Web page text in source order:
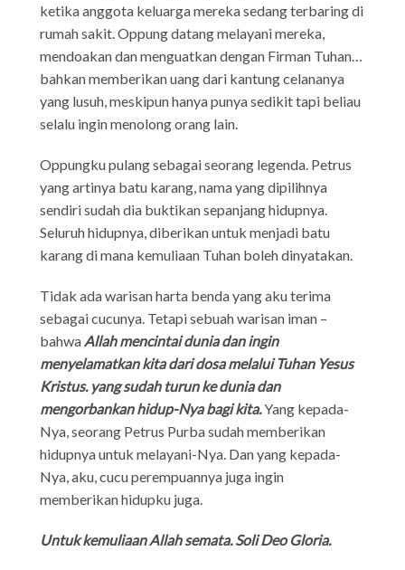
ketika anggota keluarga mereka sedang terbaring di
rumah sakit. Oppung datang melayani mereka,
mendoakan dan menguatkan dengan Firman Tuhan…
bahkan memberikan uang dari kantung celananya
yang lusuh, meskipun hanya punya sedikit tapi beliau
selalu ingin menolong orang lain.
Oppungku pulang sebagai seorang legenda. Petrus
yang artinya batu karang, nama yang dipilihnya
sendiri sudah dia buktikan sepanjang hidupnya.
Seluruh hidupnya, diberikan untuk menjadi batu
karang di mana kemuliaan Tuhan boleh dinyatakan.
Tidak ada warisan harta benda yang aku terima
sebagai cucunya. Tetapi sebuah warisan iman –
bahwaAllah mencintai dunia dan ingin
menyelamatkan kita dari dosa melalui Tuhan Yesus
Kristus. yang sudah turun ke dunia dan
mengorbankan hidup-Nya bagi kita.Yang kepada-
Nya, seorang Petrus Purba sudah memberikan
hidupnya untuk melayani-Nya. Dan yang kepada-
Nya, aku, cucu perempuannya juga ingin
memberikan hidupku juga.
Untuk kemuliaan Allah semata. Soli Deo Gloria.